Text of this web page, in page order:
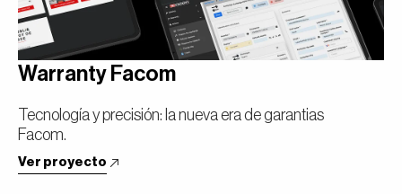
Warranty Facom
Tecnología y precisión: la nueva era de garantias
Facom.
Ver proyecto